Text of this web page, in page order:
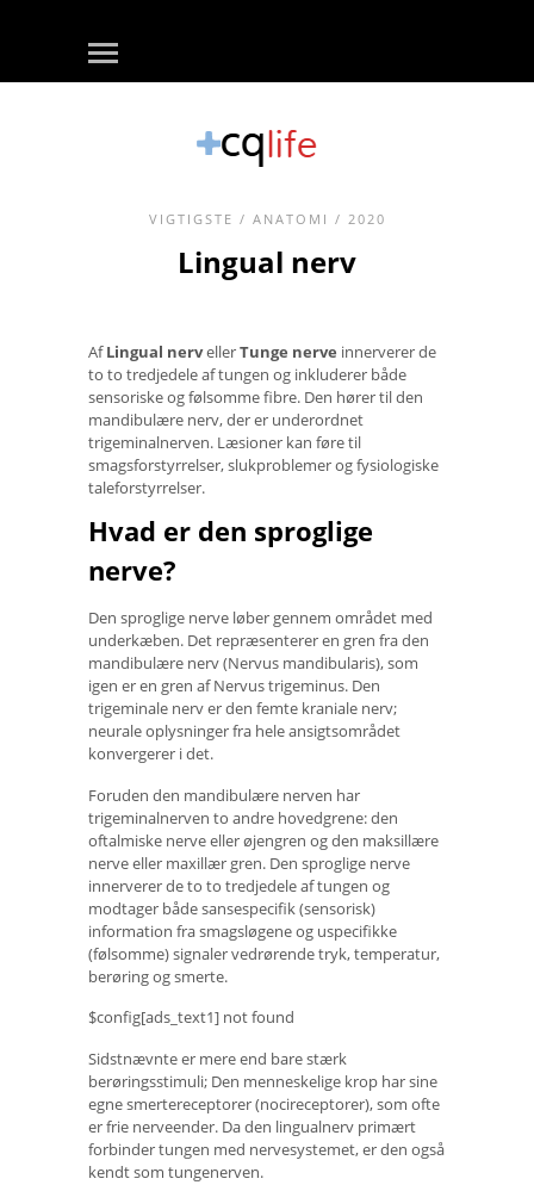
VIGTIGSTE / ANATOMI / 2020
Lingual nerv
AfLingual nervellerTunge nerve innerverer de
to to tredjedele af tungen og inkluderer både
sensoriske og følsomme fibre. Den hører til den
mandibulære nerv, der er underordnet
trigeminalnerven. Læsioner kan føre til
smagsforstyrrelser, slukproblemer og fysiologiske
taleforstyrrelser.
Hvad er den sproglige
nerve?
Den sproglige nerve løber gennem området med
underkæben. Det repræsenterer en gren fra den
mandibulære nerv (Nervus mandibularis), som
igen er en gren af ​​Nervus trigeminus. Den
trigeminale nerv er den femte kraniale nerv;
neurale oplysninger fra hele ansigtsområdet
konvergerer i det.
Foruden den mandibulære nerven har
trigeminalnerven to andre hovedgrene: den
oftalmiske nerve eller øjengren og den maksillære
nerve eller maxillær gren. Den sproglige nerve
innerverer de to to tredjedele af tungen og
modtager både sansespecifik (sensorisk)
information fra smagsløgene og uspecifikke
(følsomme) signaler vedrørende tryk, temperatur,
berøring og smerte.
$config[ads_text1] not found
Sidstnævnte er mere end bare stærk
berøringsstimuli; Den menneskelige krop har sine
egne smertereceptorer (nocireceptorer), som ofte
er frie nerveender. Da den lingualnerv primært
forbinder tungen med nervesystemet, er den også
kendt som tungenerven.